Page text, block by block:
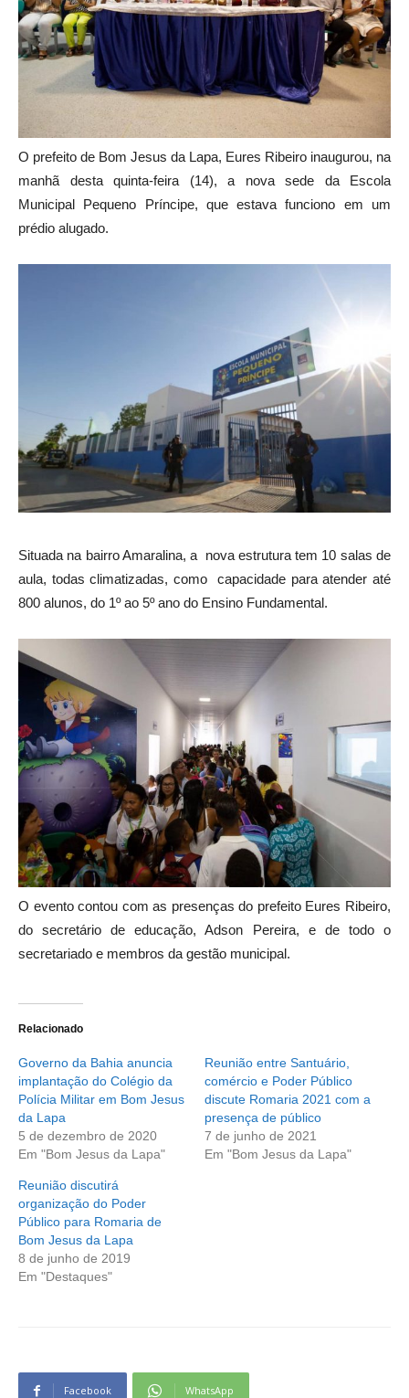
O prefeito de Bom Jesus da Lapa, Eures Ribeiro inaugurou, na
manhã desta quinta-feira (14), a nova sede da Escola
Municipal Pequeno Príncipe, que estava funciono em um
prédio alugado.
Situada na bairro Amaralina, a nova estrutura tem 10 salas de
aula, todas climatizadas, como capacidade para atender até
800 alunos, do 1º ao 5º ano do Ensino Fundamental.
O evento contou com as presenças do prefeito Eures Ribeiro,
do secretário de educação, Adson Pereira, e de todo o
secretariado e membros da gestão municipal.
Relacionado
Governo da Bahia anuncia
implantação do Colégio da
Polícia Militar em Bom Jesus
da Lapa
5 de dezembro de 2020
Em "Bom Jesus da Lapa"
Reunião entre Santuário,
comércio e Poder Público
discute Romaria 2021 com a
presença de público
7 de junho de 2021
Em "Bom Jesus da Lapa"
Reunião discutirá
organização do Poder
Público para Romaria de
Bom Jesus da Lapa
8 de junho de 2019
Em "Destaques"
Facebook WhatsApp